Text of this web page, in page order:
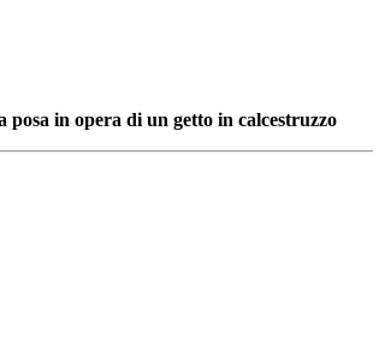
posa in opera di un getto in calcestruzzo